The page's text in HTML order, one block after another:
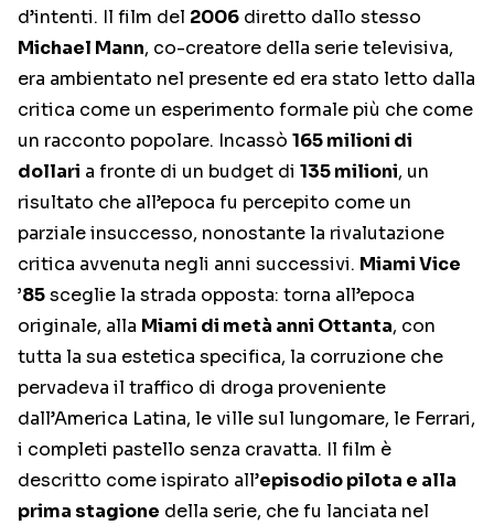
d’intenti. Il film del 2006 diretto dallo stesso
Michael Mann, co-creatore della serie televisiva,
era ambientato nel presente ed era stato letto dalla
critica come un esperimento formale più che come
un racconto popolare. Incassò 165 milioni di
dollari a fronte di un budget di 135 milioni, un
risultato che all’epoca fu percepito come un
parziale insuccesso, nonostante la rivalutazione
critica avvenuta negli anni successivi. Miami Vice
’85sceglie la strada opposta: torna all’epoca
originale, alla Miami di metà anni Ottanta, con
tutta la sua estetica specifica, la corruzione che
pervadeva il traffico di droga proveniente
dall’America Latina, le ville sul lungomare, le Ferrari,
i completi pastello senza cravatta. Il film è
descritto come ispirato all’episodio pilota e alla
prima stagione della serie, che fu lanciata nel